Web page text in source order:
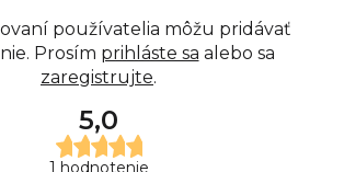
používatelia môžu pridávať
Prosím prihláste sa alebo sa
zaregistrujte.
5,0
Priemerné
1 hodnotenie